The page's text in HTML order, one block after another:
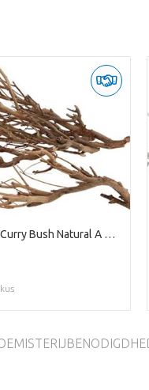
Nature Curry Bush Natural A 500 Gram